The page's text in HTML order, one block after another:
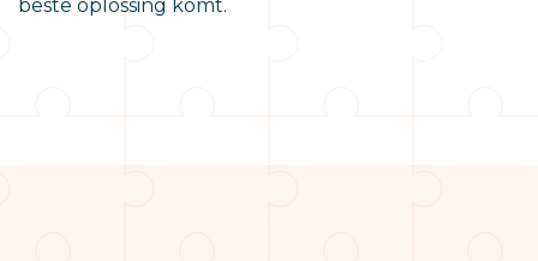
beste oplossing komt.